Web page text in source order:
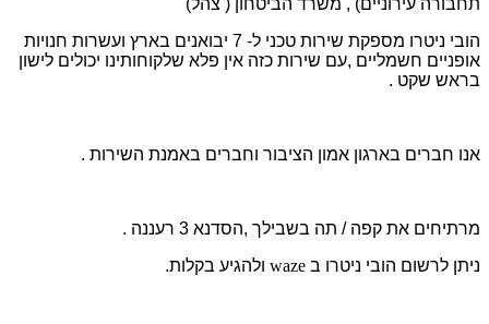
הובי ניטרו מספקת שירות טכני ל- 7 יבואנים בארץ ועשרות חנויות
אופניים חשמליים ,עם שירות כזה אין פלא שלקוחותינו יכולים לישון
בראש שקט .
אנו חברים בארגון אמון הציבור וחברים באמנת השירות .
מרתיחים את קפה / תה בשבילך ,הסדנא 3 רעננה .
ניתן לרשום הובי ניטרו ב waze ולהגיע בקלות.